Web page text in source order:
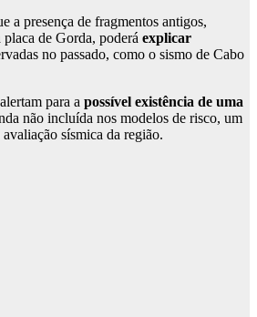
a presença de fragmentos antigos,
de Gorda, poderá explicar
no passado, como o sismo de Cabo
para a possível existência de uma
não incluída nos modelos de risco, um
sísmica da região.